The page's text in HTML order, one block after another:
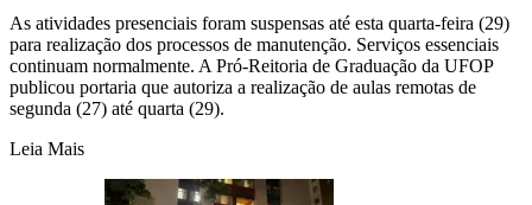
As atividades presenciais foram suspensas até esta quarta-feira (29)
para realização dos processos de manutenção. Serviços essenciais
continuam normalmente. A Pró-Reitoria de Graduação da UFOP
publicou portaria que autoriza a realização de aulas remotas de
segunda (27) até quarta (29).
Leia Mais